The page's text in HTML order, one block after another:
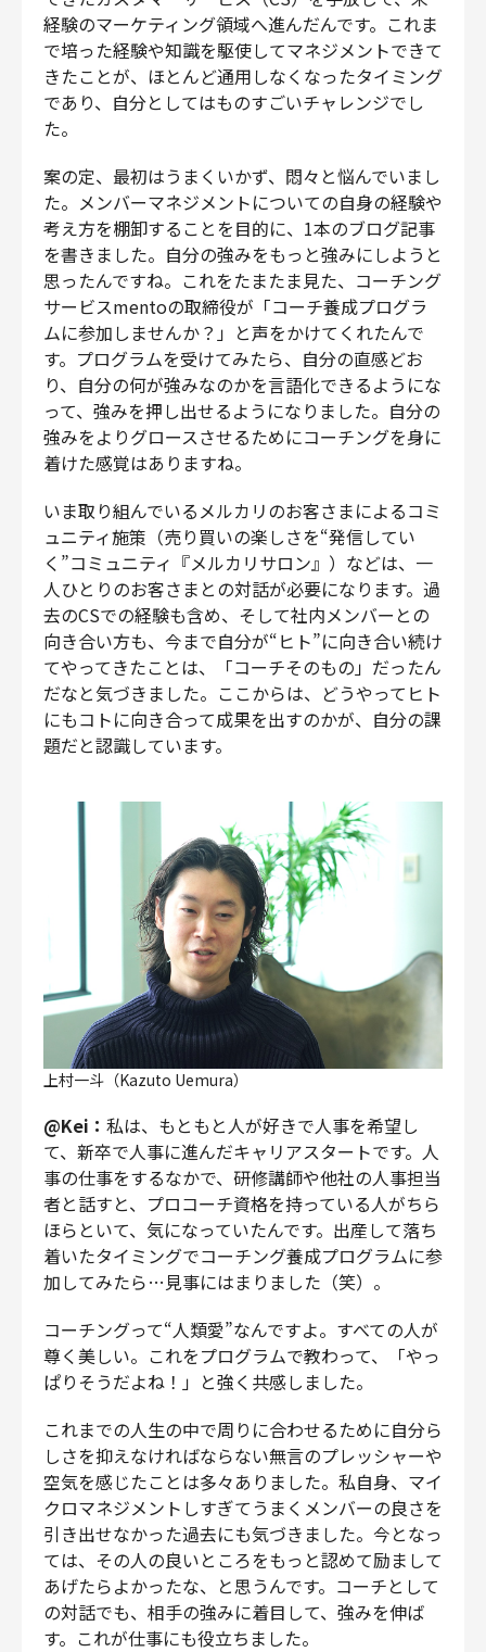
経験のマーケティング領域へ進んだんです。これま
で培った経験や知識を駆使してマネジメントできて
きたことが、ほとんど通用しなくなったタイミング
であり、自分としてはものすごいチャレンジでし
た。
案の定、最初はうまくいかず、悶々と悩んでいまし
た。メンバーマネジメントについての自身の経験や
考え方を棚卸することを目的に、1本のブログ記事
を書きました。自分の強みをもっと強みにしようと
思ったんですね。これをたまたま見た、コーチング
サービスmentoの取締役が「コーチ養成プログラ
ムに参加しませんか？」と声をかけてくれたんで
す。プログラムを受けてみたら、自分の直感どお
り、自分の何が強みなのかを言語化できるようにな
って、強みを押し出せるようになりました。自分の
強みをよりグロースさせるためにコーチングを身に
着けた感覚はありますね。
いま取り組んでいるメルカリのお客さまによるコミ
ュニティ施策（売り買いの楽しさを“発信してい
く”コミュニティ『メルカリサロン』）などは、一
人ひとりのお客さまとの対話が必要になります。過
去のCSでの経験も含め、そして社内メンバーとの
向き合い方も、今まで自分が“ヒト”に向き合い続け
てやってきたことは、「コーチそのもの」だったん
だなと気づきました。ここからは、どうやってヒト
にもコトに向き合って成果を出すのかが、自分の課
題だと認識しています。
上村一斗（Kazuto Uemura）
@Kei： 私は、もともと人が好きで人事を希望し
て、新卒で人事に進んだキャリアスタートです。人
事の仕事をするなかで、研修講師や他社の人事担当
者と話すと、プロコーチ資格を持っている人がちら
ほらといて、気になっていたんです。出産して落ち
着いたタイミングでコーチング養成プログラムに参
加してみたら…見事にはまりました（笑）。
コーチングって“人類愛”なんですよ。すべての人が
尊く美しい。これをプログラムで教わって、「やっ
ぱりそうだよね！」と強く共感しました。
これまでの人生の中で周りに合わせるために自分ら
しさを抑えなければならない無言のプレッシャーや
空気を感じたことは多々ありました。私自身、マイ
クロマネジメントしすぎてうまくメンバーの良さを
引き出せなかった過去にも気づきました。今となっ
ては、その人の良いところをもっと認めて励まして
あげたらよかったな、と思うんです。コーチとして
の対話でも、相手の強みに着目して、強みを伸ば
す。これが仕事にも役立ちました。